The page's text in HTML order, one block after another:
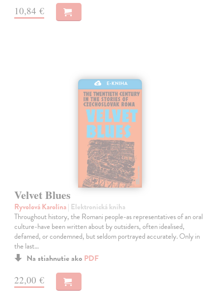
10,84 €
E-KNIHA
Velvet Blues
Ryvolová Karolína| Elektronická kniha
Throughout history, the Romani people-as representatives of an oral
culture-have been written about by outsiders, often idealised,
defamed, or condemned, but seldom portrayed accurately. Only in
the last…
Na stiahnutie ako PDF
22,00 €